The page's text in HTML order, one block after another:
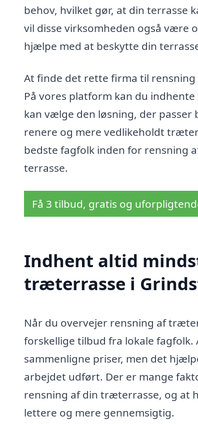
behov, hvilket gør, at din terrasse
vil disse virksomheden også være
hjælpe med at beskytte din
At finde det rette firma til
På vores platform kan du
kan vælge den løsning, der
renere og mere vedlikeholdt
bedste fagfolk inden for rensning
terrasse.
Få 3 tilbud, gratis og
Indhent altid
træterrasse i
Når du overvejer rensning af
forskellige tilbud fra lokale
sammenligne priser, men det
arbejdet udført. Der er mange
rensning af din træterrasse, og at
lettere og mere gennemsigtig.